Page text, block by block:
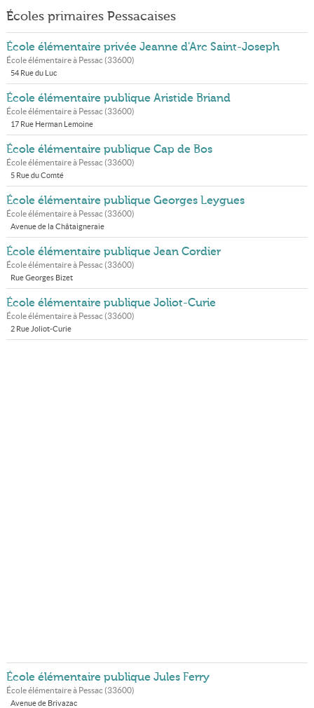
Écoles primaires Pessacaises
École élémentaire privée Jeanne d'Arc Saint-Joseph
École élémentaire à Pessac(33600)
54 Rue du Luc
École élémentaire publique Aristide Briand
École élémentaire à Pessac(33600)
17 Rue Herman Lemoine
École élémentaire publique Cap de Bos
École élémentaire à Pessac(33600)
5 Rue du Comté
École élémentaire publique Georges Leygues
École élémentaire à Pessac(33600)
Avenue de la Châtaigneraie
École élémentaire publique Jean Cordier
École élémentaire à Pessac(33600)
Rue Georges Bizet
École élémentaire publique Joliot-Curie
École élémentaire à Pessac(33600)
2 Rue Joliot-Curie
École élémentaire publique Jules Ferry
École élémentaire à Pessac(33600)
Avenue de Brivazac